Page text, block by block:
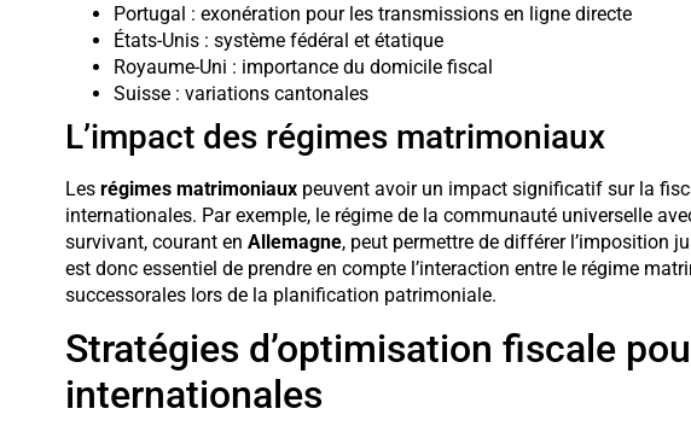
Portugal : exonération pour les transmissions en ligne directe
États-Unis : système fédéral et étatique
Royaume-Uni : importance du domicile fiscal
Suisse : variations cantonales
L’impact des régimes matrimoniaux
Les régimes matrimoniauxpeuvent avoir un impact significatif sur la
internationales. Par exemple, le régime de la communauté universelle
survivant, courant en Allemagne, peut permettre de différer l’imposition
est donc essentiel de prendre en compte l’interaction entre le régime
successorales lors de la planification patrimoniale.
Stratégies d’optimisation fiscale
internationales